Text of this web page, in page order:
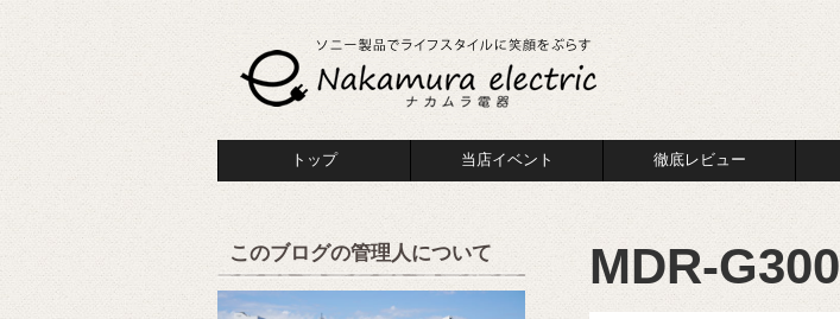
トップ 当店イベント 徹底レビュー
MDR-G300
このブログの管理人について